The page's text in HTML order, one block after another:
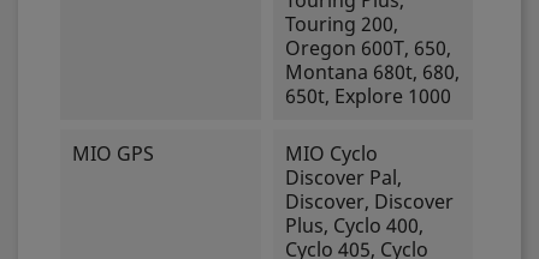
Touring 200,
Oregon 600T, 650,
Montana 680t, 680,
650t, Explore 1000
MIO GPS
MIO Cyclo
Discover Pal,
Discover, Discover
Plus, Cyclo 400,
Cyclo 405, Cyclo